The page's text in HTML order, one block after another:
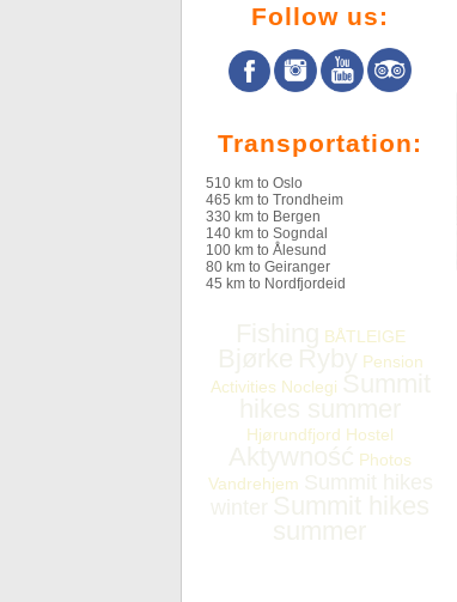
Follow us:
Transportation:
510 km to Oslo
465 km to Trondheim
330 km to Bergen
140 km to Sogndal
100 km to Ålesund
80 km to Geiranger
45 km to Nordfjordeid
BÅTLEIGE
Pension
Activities Noclegi
Hjørundfjord Hostel
Photos
Vandrehjem